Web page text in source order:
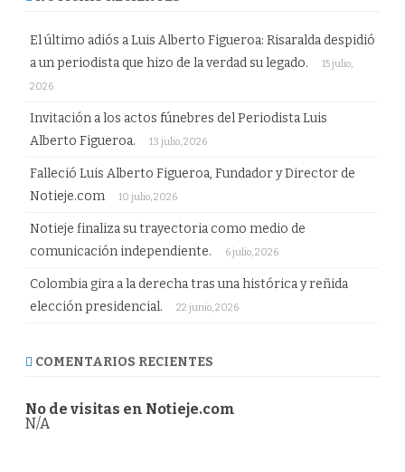
El último adiós a Luis Alberto Figueroa: Risaralda despidió
a un periodista que hizo de la verdad su legado.
15 julio,
2026
Invitación a los actos fúnebres del Periodista Luis
Alberto Figueroa.
13 julio, 2026
Falleció Luis Alberto Figueroa, Fundador y Director de
Notieje.com
10 julio, 2026
Notieje finaliza su trayectoria como medio de
comunicación independiente.
6 julio, 2026
Colombia gira a la derecha tras una histórica y reñida
elección presidencial.
22 junio, 2026
COMENTARIOS RECIENTES
No de visitas en Notieje.com
N/A